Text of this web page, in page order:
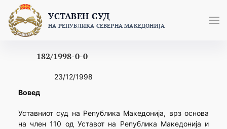
content
УСТАВЕН СУД
НА РЕПУБЛИКА СЕВЕРНА МАКЕДОНИЈА
182/1998-0-0
23/12/1998
Вовед
Уставниот суд на Република Македонија, врз основа
на член 110 од Уставот на Република Македонија и